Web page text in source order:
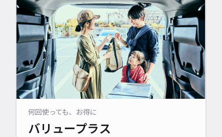
何回使っても、お得に
バリュープラス